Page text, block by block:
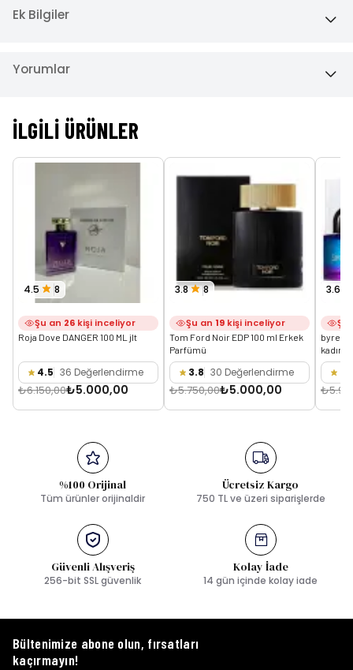
Ek Bilgiler
Yorumlar
İLGILI ÜRÜNLER
4.5 8
Şu an 26 kişi inceliyor
Roja Dove DANGER 100 ML jlt
4.5 36 Değerlendirme
₺6.150,00₺5.000,00
3.8 8
Şu an 19 kişi inceliyor
Tom Ford Noir EDP 100 ml Erkek
Parfümü
3.8 30 Değerlendirme
₺5.750,00₺5.000,00
3.6
Şu
byredo
kadın
%100 Orijinal
Tüm ürünler orijinaldir
Ücretsiz Kargo
750 TL ve üzeri siparişlerde
Güvenli Alışveriş
256-bit SSL güvenlik
Kolay İade
14 gün içinde kolay iade
Bültenimize abone olun, fırsatları
kaçırmayın!